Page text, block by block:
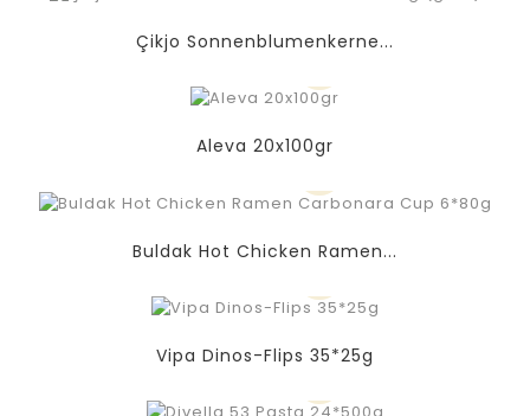
Çikjo Sonnenblumenkerne...
Aleva 20x100gr
Buldak Hot Chicken Ramen...
Vipa Dinos-Flips 35*25g